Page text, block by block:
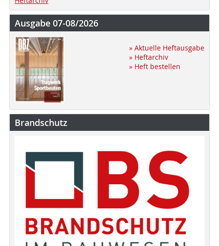
Ausgabe 07-08/2026
» Aktuelle Heftausgabe
» Heftarchiv
» Heft bestellen
Brandschutz